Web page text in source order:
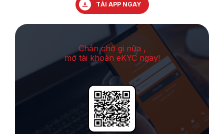
TẢI APP NGAY
Chần chờ gi nữa ,
mở tài khoản eKYC ngay!